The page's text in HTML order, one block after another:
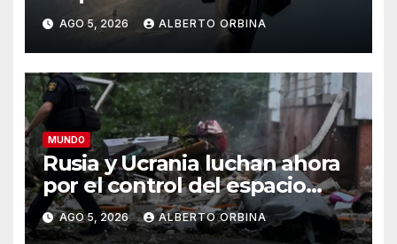
que las dos guerras se unan
en un conflicto mayor
AGO 5, 2026 ALBERTO ORBINA
MUNDO
Rusia y Ucrania luchan ahora
por el control del espacio
aéreo: el futuro de la guerra
se juega en el cielo
AGO 5, 2026 ALBERTO ORBINA